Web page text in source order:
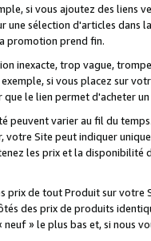
si vous ajoutez des
une sélection d'articles
promotion prend fin.
inexacte, trop vague,
si vous placez sur
que le lien permet d'acheter
peuvent varier au fil du
votre Site peut indiquer
les prix et la disponibilité
prix de tout Produit sur
des prix de produits
» le plus bas et, si nous